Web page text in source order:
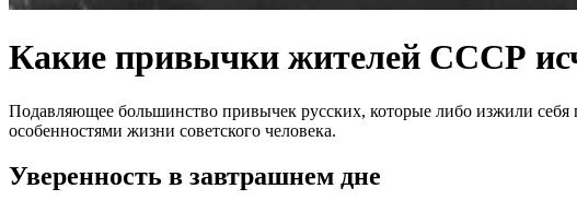
Какие привычки жителей СССР
Подавляющее большинство привычек русских, которые либо изжили
особенностями жизни советского человека.
Уверенность в завтрашнем дне